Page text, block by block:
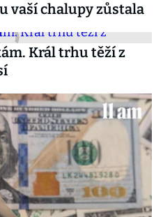
vaší chalupy zůstala
Král trhu těží z